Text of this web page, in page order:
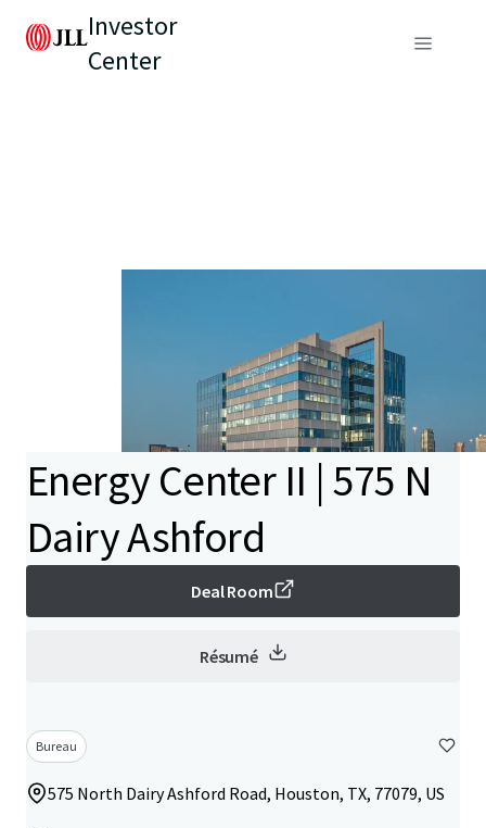
Investor
Center
Energy Center II | 575 N
Dairy Ashford
Deal Room
Résumé
Bureau
575 North Dairy Ashford Road, Houston, TX, 77079, US